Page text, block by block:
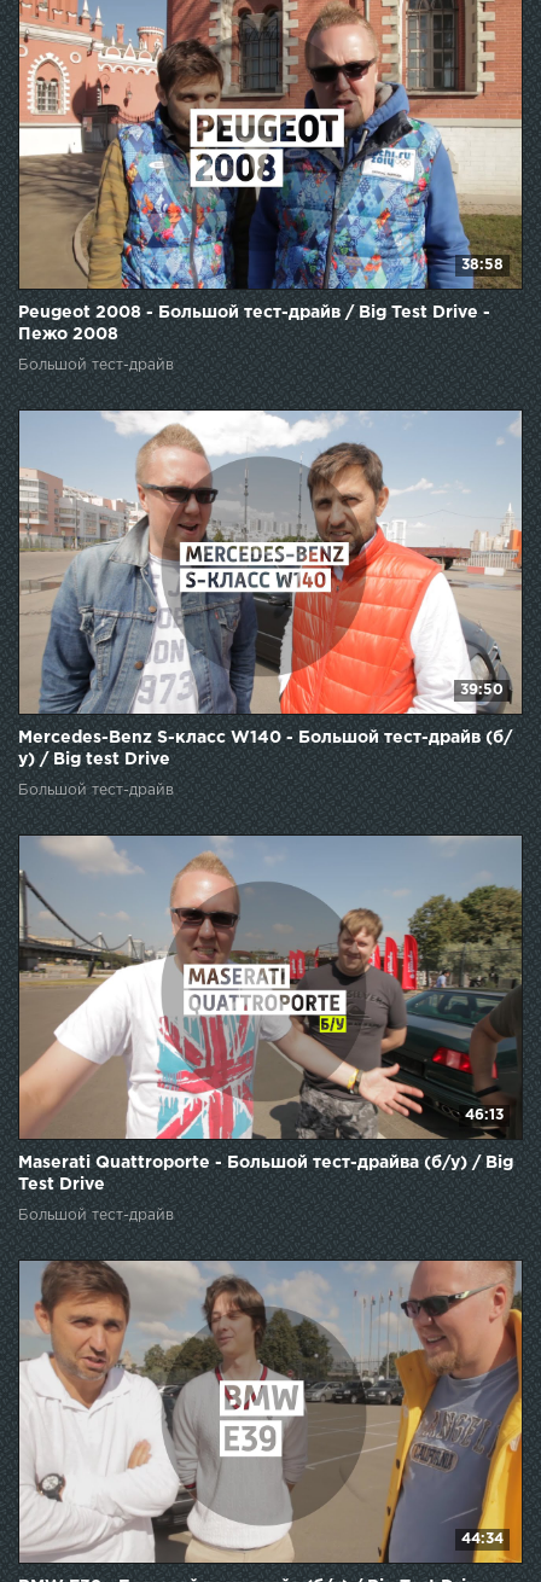
38:58
Peugeot 2008 - Большой тест-драйв / Big Test Drive -
Пежо 2008
Большой тест-драйв
39:50
Mercedes-Benz S-класс W140 - Большой тест-драйв (б/
у) / Big test Drive
Большой тест-драйв
46:13
Maserati Quattroporte - Большой тест-драйва (б/у) / Big
Test Drive
Большой тест-драйв
44:34